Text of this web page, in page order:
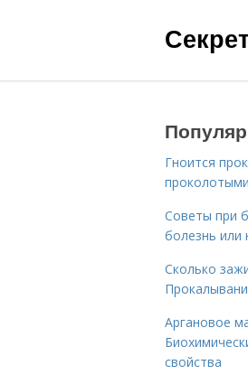
Гноится
Советы при
болезнь или
Сколько
Аргановое
свойства